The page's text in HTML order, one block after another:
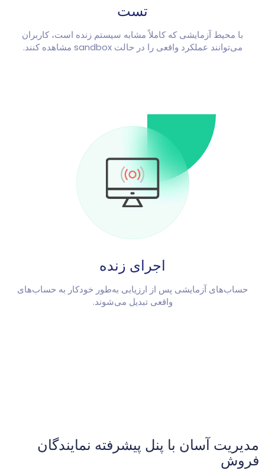
تست
با محیط آزمایشی که کاملاً مشابه سیستم زنده است، کاربران
می‌توانند عملکرد واقعی را در حالت sandbox مشاهده کنند.
اجرای زنده
حساب‌های آزمایشی پس از ارزیابی به‌طور خودکار به حساب‌های
واقعی تبدیل می‌شوند.
مدیریت آسان با پنل پیشرفته نمایندگان
فروش